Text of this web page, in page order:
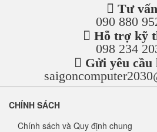
Tư vấn
090 880
Hỗ trợ kỹ
098 234
Gửi yêu cầu
CHÍNH SÁCH
Chính sách và Quy định chung